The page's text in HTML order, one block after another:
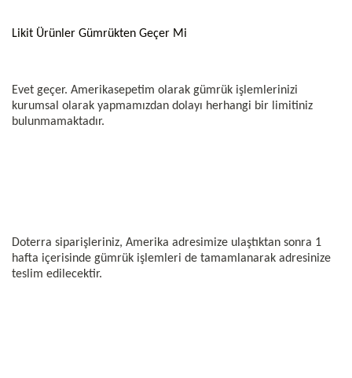
Likit Ürünler Gümrükten Geçer Mi
Evet geçer. Amerikasepetim olarak gümrük işlemlerinizi
kurumsal olarak yapmamızdan dolayı herhangi bir limitiniz
bulunmamaktadır.
Doterra siparişleriniz, Amerika adresimize ulaştıktan sonra 1
hafta içerisinde gümrük işlemleri de tamamlanarak adresinize
teslim edilecektir.